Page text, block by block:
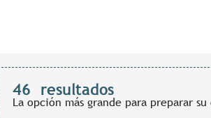
46 resultados
La opción más grande para preparar su